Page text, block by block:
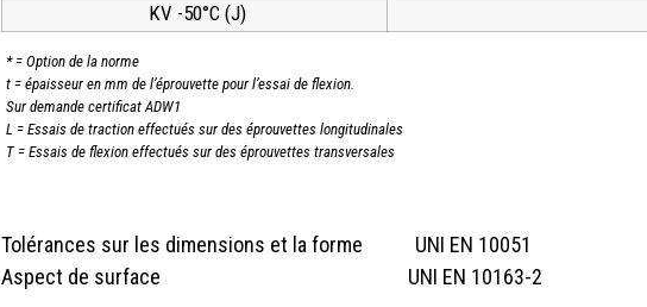
KV -50°C (J)
* = Option de la norme
t = épaisseur en mm de l’éprouvette pour l’essai de flexion.
Sur demande certificat ADW1
L = Essais de traction effectués sur des éprouvettes longitudinales
T = Essais de flexion effectués sur des éprouvettes transversales
Tolérances sur les dimensions et la forme UNI EN 10051
Aspect de surface UNI EN 10163-2